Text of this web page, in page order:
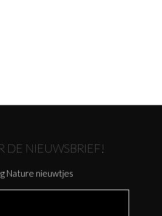
DE NIEUWSBRIEF!
Nature nieuwtjes